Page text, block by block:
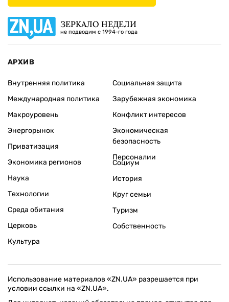
ЗЕРКАЛО НЕДЕЛИ
не подводим с 1994-го года
АРХИВ
Внутренняя политика
Международная политика
Макроуровень
Энергорынок
Приватизация
Экономика регионов
Социальная защита
Зарубежная экономика
Конфликт интересов
Экономическая
безопасность
Персоналии
Наука
Технологии
Среда обитания
Церковь
Культура
Социум
История
Круг семьи
Туризм
Собственность
Использование материалов «ZN.UA» разрешается при
условии ссылки на «ZN.UA».